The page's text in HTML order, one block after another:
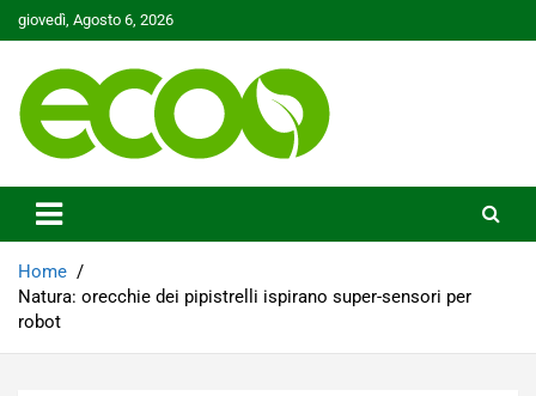
Skip
to
giovedì, Agosto 6, 2026
Ecoo.it
Home
Natura: orecchie dei pipistrelli ispirano super-sensori per
robot